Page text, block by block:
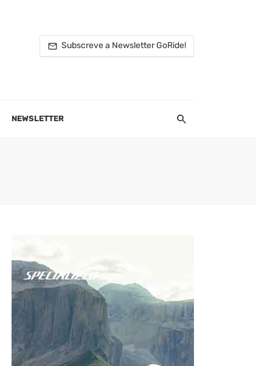
Subscreve a Newsletter GoRide!
NEWSLETTER